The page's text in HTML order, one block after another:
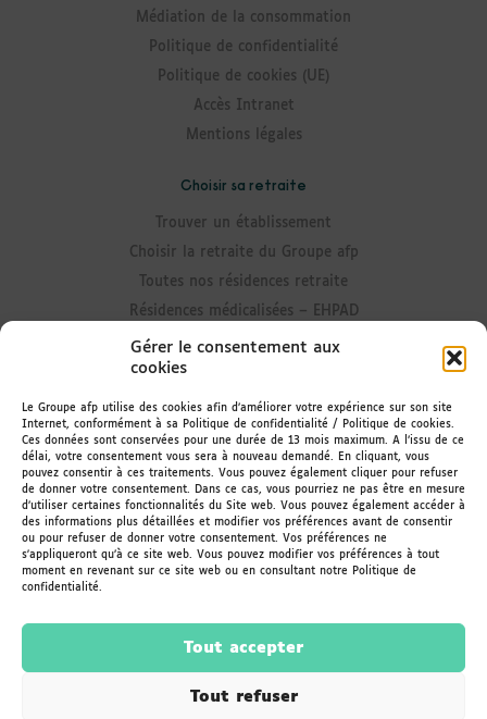
Gérer le consentement aux
cookies
Le Groupe afp utilise des cookies afin d’améliorer votre expérience sur son site
Internet, conformément à sa Politique de confidentialité / Politique de cookies.
Ces données sont conservées pour une durée de 13 mois maximum. A l’issu de ce
délai, votre consentement vous sera à nouveau demandé. En cliquant, vous
pouvez consentir à ces traitements. Vous pouvez également cliquer pour refuser
de donner votre consentement. Dans ce cas, vous pourriez ne pas être en mesure
d’utiliser certaines fonctionnalités du Site web. Vous pouvez également accéder à
des informations plus détaillées et modifier vos préférences avant de consentir
ou pour refuser de donner votre consentement. Vos préférences ne
s'appliqueront qu’à ce site web. Vous pouvez modifier vos préférences à tout
moment en revenant sur ce site web ou en consultant notre Politique de
confidentialité.
Tout accepter
Tout refuser
Médiation de la consommation
Politique de confidentialité
Politique de cookies (UE)
Accès Intranet
Mentions légales
Choisir sa retraite
Trouver un établissement
Choisir la retraite du Groupe afp
Toutes nos résidences retraite
Résidences médicalisées – EHPAD
Résidences avec Unité Alzheimer
Résidences senior
Résidences avec accueil de jour
Résidences avec portage de repas
Rester informé
Actualités des résidences
Le Magazine
Recevoir la newsletter